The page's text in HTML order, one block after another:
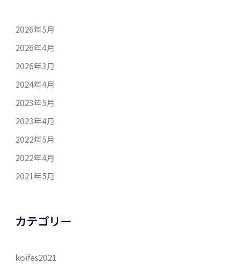
2026年5月
2026年4月
2026年3月
2024年4月
2023年5月
2023年4月
2022年5月
2022年4月
2021年5月
カテゴリー
koifes2021